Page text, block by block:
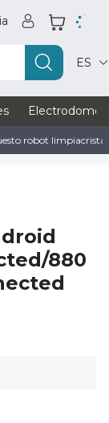
ES
robot
880